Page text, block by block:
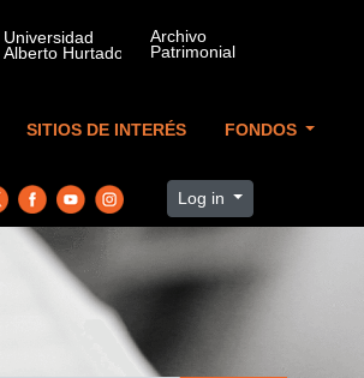
SITIOS DE INTERÉS FONDOS
Log in